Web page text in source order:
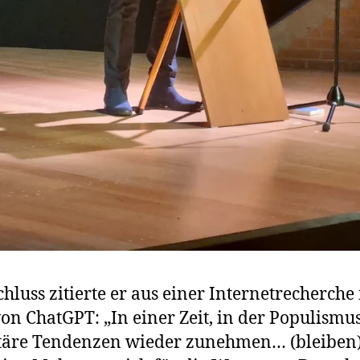
zitierte er aus einer
ChatGPT: „In einer Zeit, in der
Tendenzen wieder zunehmen…